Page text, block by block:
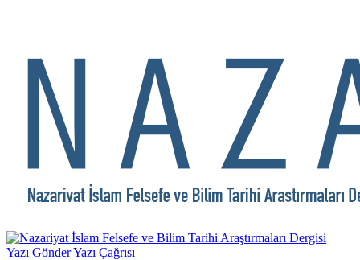
Yazı GönderYazı Çağrısı